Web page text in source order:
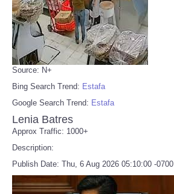
Source: N+
Bing Search Trend: Estafa
Google Search Trend: Estafa
Lenia Batres
Approx Traffic: 1000+
Description:
Publish Date: Thu, 6 Aug 2026 05:10:00 -0700